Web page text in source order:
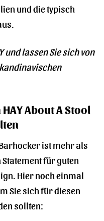
und die typisch
und lassen Sie sich von
About A Stool
Barhocker ist mehr als
für guten
Hier noch einmal
Sie sich für diesen
sollten: